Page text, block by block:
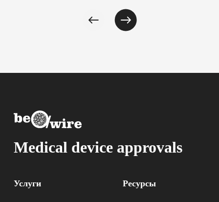
Medical device approvals
Услуги Ресурсы